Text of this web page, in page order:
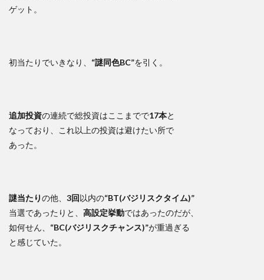
ゲット。
初当たりでいきなり、 “謎同色BC”を引く。
追加投資の連続で総投資はここまでで17本と
なっており、これ以上の投資は避けたい所で
あった。
謎当たりの他、 3回以内の“BT(バジリスクタイム)”
当選であったりと、 高設定挙動ではあったのだが、
如何せん、 “BC(バジリスクチャンス)”が重過ぎる
と感じていた。